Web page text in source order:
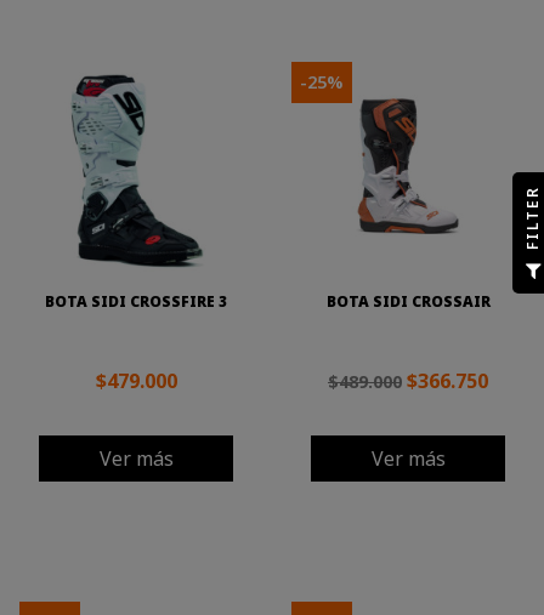
BOTA SIDI CROSSFIRE 3
$479.000
Ver más
BOTA SIDI CROSSAIR
$489.000 $366.750
Ver más
-25%
R